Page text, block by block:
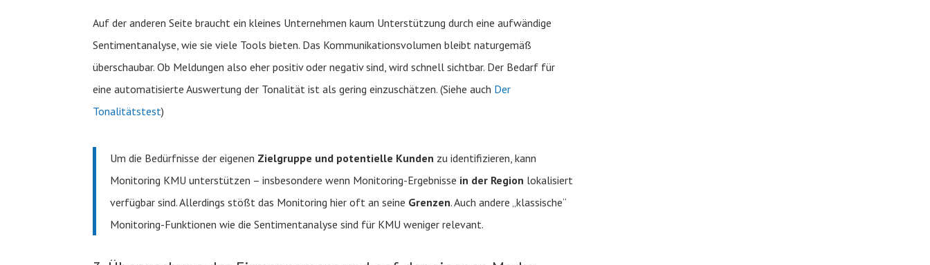
Auf der anderen Seite braucht ein kleines Unternehmen kaum Unterstützung durch eine aufwändige
Sentimentanalyse, wie sie viele Tools bieten. Das Kommunikationsvolumen bleibt naturgemäß
überschaubar. Ob Meldungen also eher positiv oder negativ sind, wird schnell sichtbar. Der Bedarf für
eine automatisierte Auswertung der Tonalität ist als gering einzuschätzen. (Siehe auch Der
Tonalitätstest)
Um die Bedürfnisse der eigenen Zielgruppe und potentielle Kunden zu identifizieren, kann
Monitoring KMU unterstützen – insbesondere wenn Monitoring-Ergebnisse in der Region lokalisiert
verfügbar sind. Allerdings stößt das Monitoring hier oft an seine Grenzen. Auch andere „klassische“
Monitoring-Funktionen wie die Sentimentanalyse sind für KMU weniger relevant.